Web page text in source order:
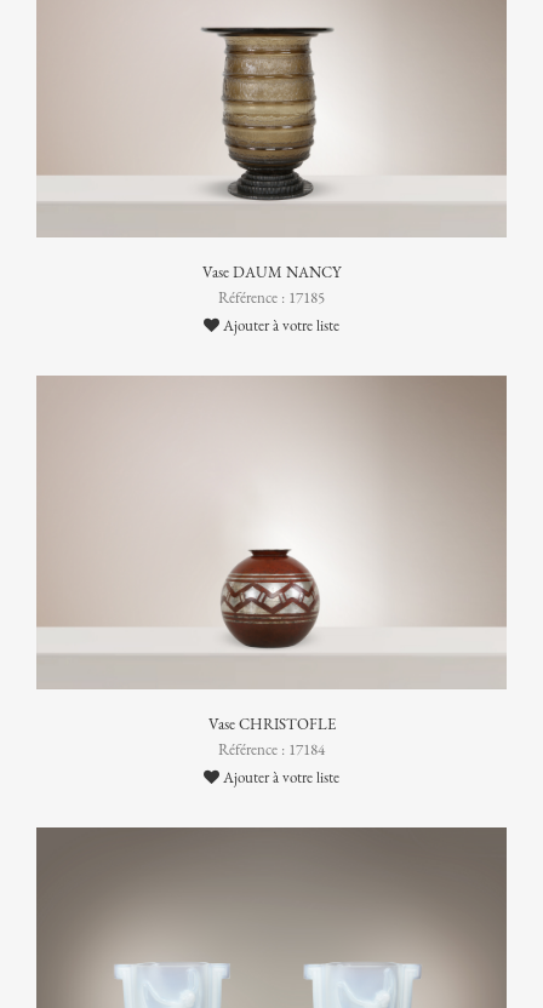
Vase DAUM NANCY
Référence : 17185
Ajouter à votre liste
Vase CHRISTOFLE
Référence : 17184
Ajouter à votre liste